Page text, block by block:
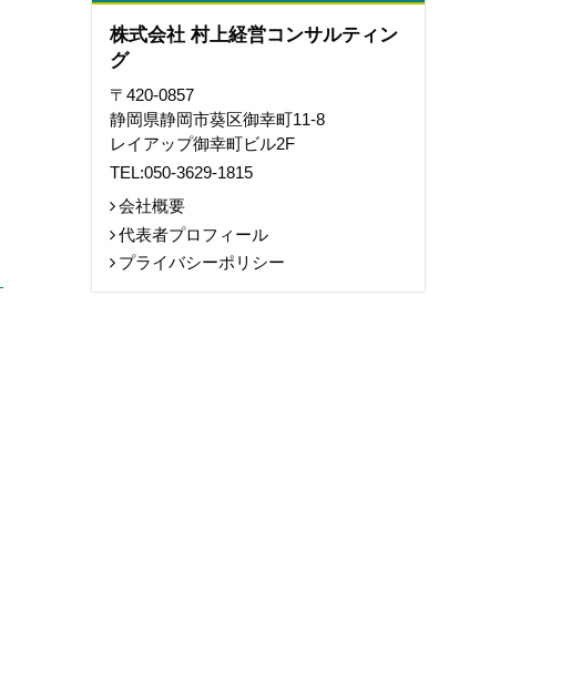
株式会社 村上経営コンサルティン
グ
〒420-0857
静岡県静岡市葵区御幸町11-8
レイアップ御幸町ビル2F
TEL:050-3629-1815
会社概要
代表者プロフィール
プライバシーポリシー